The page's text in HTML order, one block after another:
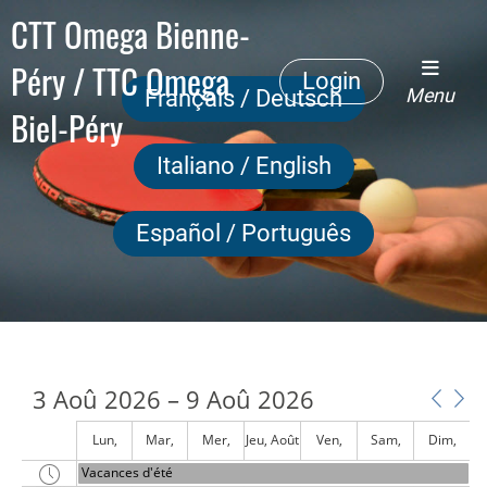
CTT Omega Bienne-
Péry / TTC Omega
Biel-Péry
Login
Menu
Français / Deutsch
Italiano / English
Español / Português
3 Aoû 2026 – 9 Aoû 2026
Lun,
Août 3
Mar,
Août 4
Mer,
Jeu, Août
Ven,
Sam,
Dim,
Vacances d'été
0
100
5 00